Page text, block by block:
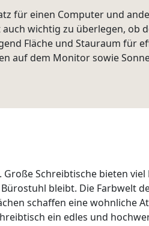
für einen Computer und
wichtig zu überlegen, ob
Fläche und Stauraum für
auf dem Monitor sowie
Schreibtische bieten
bleibt. Die Farbwelt
schaffen eine wohnliche
ein edles und